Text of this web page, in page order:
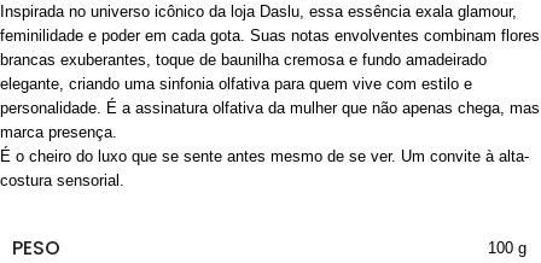
Inspirada no universo icônico da loja Daslu, essa essência exala glamour,
feminilidade e poder em cada gota. Suas notas envolventes combinam flores
brancas exuberantes, toque de baunilha cremosa e fundo amadeirado
elegante, criando uma sinfonia olfativa para quem vive com estilo e
personalidade. É a assinatura olfativa da mulher que não apenas chega, mas
marca presença.
É o cheiro do luxo que se sente antes mesmo de se ver. Um convite à alta-
costura sensorial.
PESO 100 g